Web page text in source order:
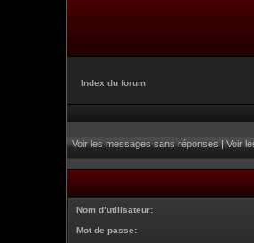
Index du forum
Voir les messages sans réponses|Voir
Nom d’utilisateur:
Mot de passe: